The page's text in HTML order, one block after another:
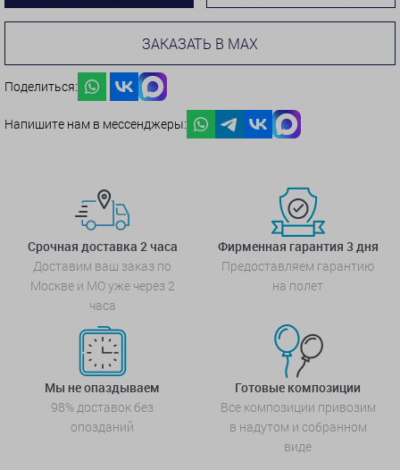
ЗАКАЗАТЬ В MAX
Поделиться:
Напишите нам в мессенджеры:
Срочная доставка 2 часа
Доставим ваш заказ по
Москве и МО уже через 2
часа
Фирменная гарантия 3 дня
Предоставляем гарантию
на полет
Мы не опаздываем
98% доставок без
опозданий
Готовые композиции
Все композиции привозим
в надутом и собранном
виде